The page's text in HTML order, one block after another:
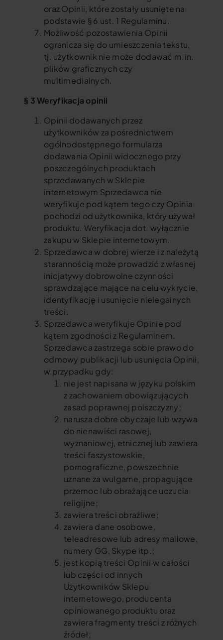
oraz Opinii, które zostały usunięte na
podstawie § 6 ust. 1 Regulaminu.
Możliwość pozostawienia Opinii
ogranicza się do umieszczenia tekstu,
tj. użytkownik nie może dodawać m.in.
plików graficznych czy
multimedialnych.
§ 3 Weryfikacja opinii
Opinii dodawanych przez
użytkowników za pośrednictwem
ogólnodostępnego formularza
dodawania Opinii widocznego przy
poszczególnych produktach
sprzedawanych w Sklepie
internetowym Sprzedawca nie
weryfikuje pod kątem tego czy Opinia
pochodzi od użytkownika, który używał
produktu. Weryfikacja dot. wyłącznie
zakupu w Sklepie internetowym.
Sprzedawca w dobrej wierze i z należytą
starannością może prowadzić z własnej
inicjatywy dobrowolne czynności
sprawdzające mające na celu wykrycie,
identyfikację i usunięcie nielegalnych
treści.
Sprzedawca weryfikuje Opinie pod
kątem zgodności z Regulaminem.
Sprzedawca zastrzega sobie prawo do
odmowy publikacji lub usunięcia Opinii,
w przypadku gdy:
nie jest napisana w języku polskim
z zachowaniem obowiązujących
zasad poprawnej polszczyzny;
narusza dobre obyczaje lub wzywa
do nienawiści rasowej,
wyznaniowej, etnicznej lub zawiera
treści faszystowskie,
pornograficzne, powszechnie
uznane za wulgarne, propagujące
przemoc lub obrażające uczucia
religijne;
zawiera treści obraźliwe;
zawiera dane osobowe,
teleadresowe lub adresy mailowe,
numery GG, Skype itp.;
jest kopią treści Opinii w całości
lub części od innych
Użytkowników Sklepu
internetowego, producenta
opiniowanego produktu oraz
zawiera fragmenty treści z różnych
źródeł;